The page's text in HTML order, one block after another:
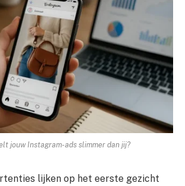
jouw Instagram-ads slimmer dan jij?
lijken op het eerste gezicht